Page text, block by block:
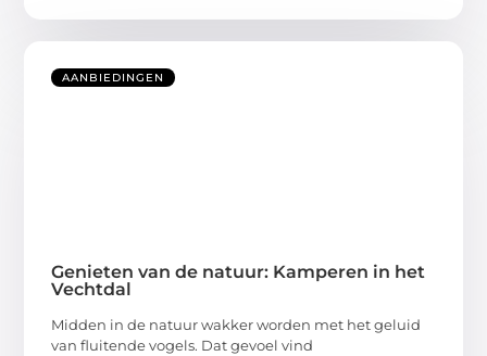
AANBIEDINGEN
Genieten van de natuur: Kamperen in het
Vechtdal
Midden in de natuur wakker worden met het geluid
van fluitende vogels. Dat gevoel vind